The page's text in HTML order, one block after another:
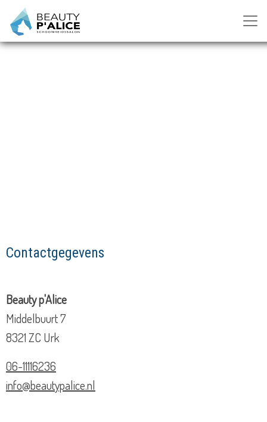
Contactgegevens
Beauty p'Alice
Middelbuurt 7
8321 ZC Urk
06-11116236
info@beautypalice.nl